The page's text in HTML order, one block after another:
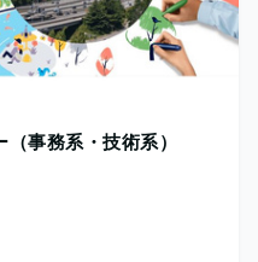
事務系・技術系）